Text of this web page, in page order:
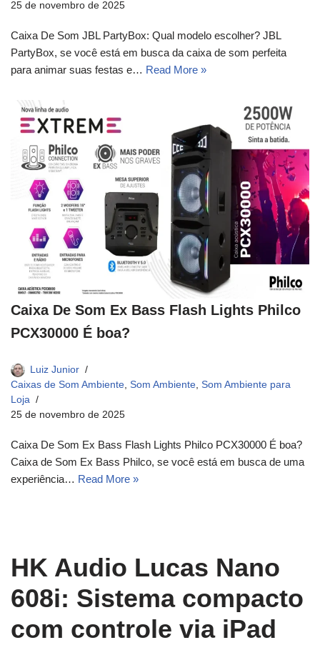
25 de novembro de 2025
Caixa De Som JBL PartyBox: Qual modelo escolher? JBL
PartyBox, se você está em busca da caixa de som perfeita
para animar suas festas e… Read More »
Caixa De Som Ex Bass Flash Lights Philco
PCX30000 É boa?
Luiz Junior
Caixas de Som Ambiente, Som Ambiente, Som Ambiente para
Loja
25 de novembro de 2025
Caixa De Som Ex Bass Flash Lights Philco PCX30000 É boa?
Caixa de Som Ex Bass Philco, se você está em busca de uma
experiência… Read More »
HK Audio Lucas Nano
608i: Sistema compacto
com controle via iPad